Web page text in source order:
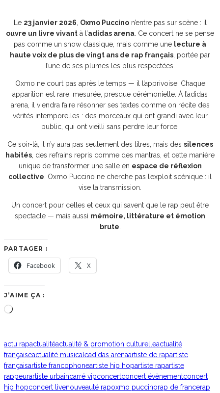
Le 23 janvier 2026 Oxmo Puccinon’entre pas sur scène : il
ouvre un livre vivant à l’adidas arena . Ce concert ne se pense
pas comme un show classique, mais comme une lecture à
haute voix de plus de vingt ans de rap français , portée par
l’une de ses plumes les plus respectées.
Oxmo ne court pas après le temps — il l’apprivoise. Chaque
apparition est rare, mesurée, presque cérémonielle. À l’adidas
arena, il viendra faire résonner ses textes comme on récite des
vérités intemporelles : des morceaux qui ont grandi avec leur
public, qui ont vieilli sans perdre leur force.
Ce soir-là, il n’y aura pas seulement des titres, mais des silences
habités , des refrains repris comme des mantras, et cette manière
unique de transformer une salle en espace de réflexion
collective . Oxmo Puccino ne cherche pas l’exploit scénique : il
vise la transmission.
Un concert pour celles et ceux qui savent que le rap peut être
spectacle — mais aussi mémoire, littérature et émotion
brute
PARTAGER :
Facebook X
J’AIME ÇA :
Chargement…
actu rapactualitéactualité & promotion culturelleactualité
françaiseactualité musicaleadidas arenaartiste de rapartiste
françaisartiste francophoneartiste hip hopartiste rapartiste
rappeurartiste urbaincarré vipconcertconcert évènementconcert
hip hopconcert livenouveauté rapoxmo puccinorap de francerap